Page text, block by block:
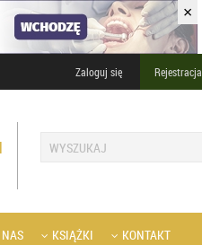
×
Zaloguj się Rejestracja
KSIĄŻKI KONTAKT